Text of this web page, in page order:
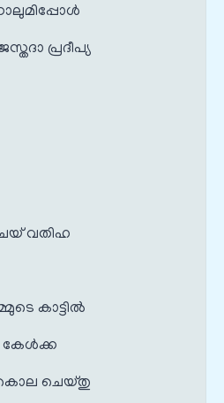
പ്രദീപ്യ
വതിഹ
കാട്ടില്‍
കേള്‍ക്ക
കൊല ചെയ്തു